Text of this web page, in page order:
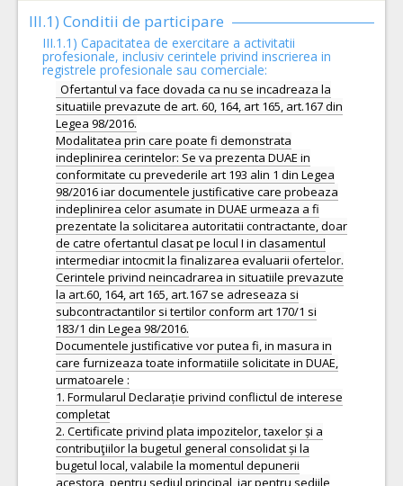
III.1) Conditii de participare
III.1.1) Capacitatea de exercitare a activitatii
profesionale, inclusiv cerintele privind inscrierea in
registrele profesionale sau comerciale:
Ofertantul va face dovada ca nu se incadreaza la
situatiile prevazute de art. 60, 164, art 165, art.167 din
Legea 98/2016.
Modalitatea prin care poate fi demonstrata
indeplinirea cerintelor: Se va prezenta DUAE in
conformitate cu prevederile art 193 alin 1 din Legea
98/2016 iar documentele justificative care probeaza
indeplinirea celor asumate in DUAE urmeaza a fi
prezentate la solicitarea autoritatii contractante, doar
de catre ofertantul clasat pe locul I in clasamentul
intermediar intocmit la finalizarea evaluarii ofertelor.
Cerintele privind neincadrarea in situatiile prevazute
la art.60, 164, art 165, art.167 se adreseaza si
subcontractantilor si tertilor conform art 170/1 si
183/1 din Legea 98/2016.
Documentele justificative vor putea fi, in masura in
care furnizeaza toate informatiile solicitate in DUAE,
urmatoarele :
1. Formularul Declarație privind conflictul de interese
completat
2. Certificate privind plata impozitelor, taxelor și a
contribuţiilor la bugetul general consolidat și la
bugetul local, valabile la momentul depunerii
acestora, pentru sediul principal, iar pentru sediile